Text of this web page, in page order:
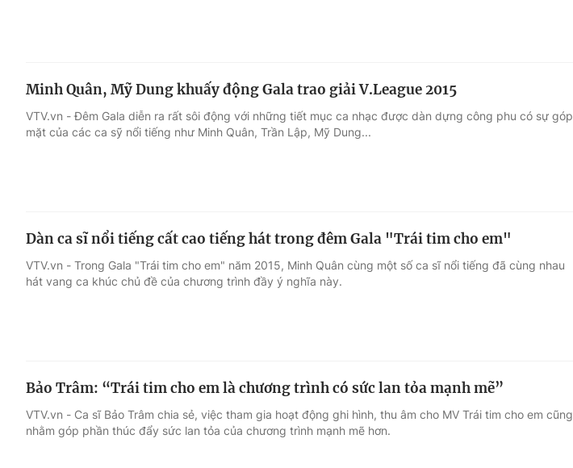
Minh Quân, Mỹ Dung khuấy động Gala trao giải V.League 2015
VTV.vn - Đêm Gala diễn ra rất sôi động với những tiết mục ca nhạc được dàn dựng công phu có sự góp
mặt của các ca sỹ nổi tiếng như Minh Quân, Trần Lập, Mỹ Dung...
Dàn ca sĩ nổi tiếng cất cao tiếng hát trong đêm Gala "Trái tim cho em"
VTV.vn - Trong Gala "Trái tim cho em" năm 2015, Minh Quân cùng một số ca sĩ nổi tiếng đã cùng nhau
hát vang ca khúc chủ đề của chương trình đầy ý nghĩa này.
Bảo Trâm: “Trái tim cho em là chương trình có sức lan tỏa mạnh mẽ”
VTV.vn - Ca sĩ Bảo Trâm chia sẻ, việc tham gia hoạt động ghi hình, thu âm cho MV Trái tim cho em cũng
nhằm góp phần thúc đẩy sức lan tỏa của chương trình mạnh mẽ hơn.